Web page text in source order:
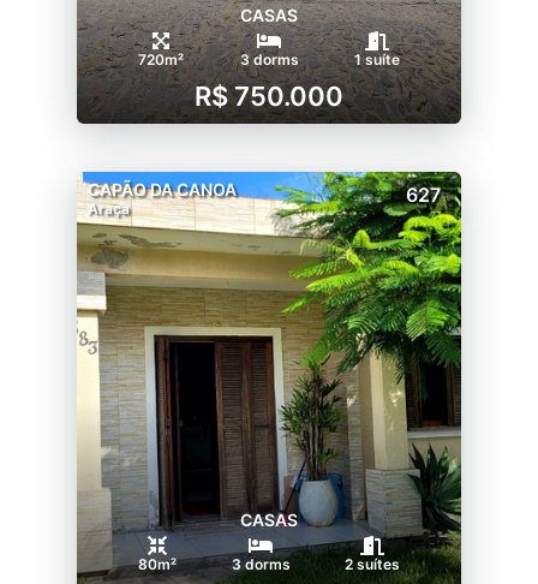
CASAS
720m² 3 dorms 1 suíte
R$ 750.000
CAPÃO DA CANOA
Araça
627
CASAS
80m² 3 dorms 2 suítes